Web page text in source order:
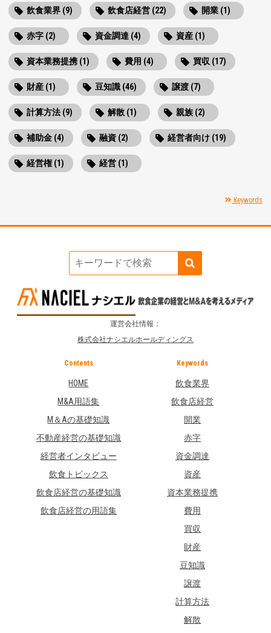
飲食業界 (9) 飲食店経営 (22) 開業 (1)
赤字 (2) 資金調達 (4) 資産 (1)
資本業務提携 (1) 費用 (4) 買収 (17)
財産 (1) 豆知識 (46) 譲渡 (7)
計算方法 (9) 解散 (1) 親族 (2)
補助金 (4) 融資 (2) 経営者向け (19)
経営権 (1) 経営 (1)
Keywords
運営会社情報：
株式会社ナシエルホールディングス
Contents
HOME
M&A用語集
M＆Aの基礎知識
不動産経営の基礎知識
経営者インタビュー
飲食トピックス
飲食店経営の基礎知識
飲食店経営の用語集
Keywords
飲食業界
飲食店経営
開業
赤字
資金調達
資産
資本業務提携
費用
買収
財産
豆知識
譲渡
計算方法
解散